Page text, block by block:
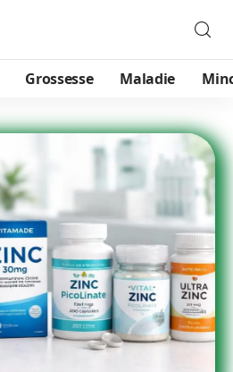
Grossesse Maladie